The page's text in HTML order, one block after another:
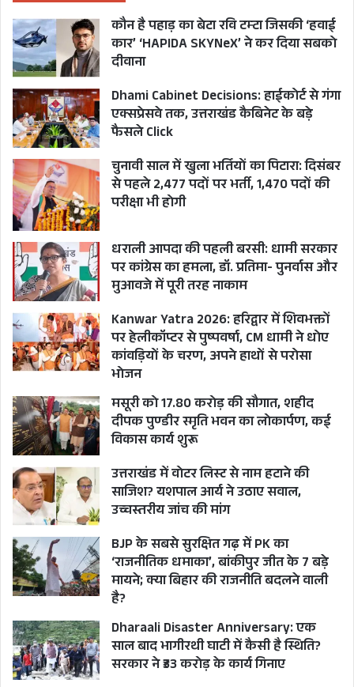
कौन है पहाड़ का बेटा रवि टम्टा जिसकी ‘हवाई
कार’ ‘HAPIDA SKYNeX’ ने कर दिया सबको
दीवाना
Dhami Cabinet Decisions: हाईकोर्ट से गंगा
एक्सप्रेसवे तक, उत्तराखंड कैबिनेट के बड़े
फैसले Click
चुनावी साल में खुला भर्तियों का पिटारा: दिसंबर
से पहले 2,477 पदों पर भर्ती, 1,470 पदों की
परीक्षा भी होगी
धराली आपदा की पहली बरसी: धामी सरकार
पर कांग्रेस का हमला, डॉ. प्रतिमा- पुनर्वास और
मुआवजे में पूरी तरह नाकाम
Kanwar Yatra 2026: हरिद्वार में शिवभक्तों
पर हेलीकॉप्टर से पुष्पवर्षा, CM धामी ने धोए
कांवड़ियों के चरण, अपने हाथों से परोसा
भोजन
मसूरी को 17.80 करोड़ की सौगात, शहीद
दीपक पुण्डीर स्मृति भवन का लोकार्पण, कई
विकास कार्य शुरू
उत्तराखंड में वोटर लिस्ट से नाम हटाने की
साजिश? यशपाल आर्य ने उठाए सवाल,
उच्चस्तरीय जांच की मांग
BJP के सबसे सुरक्षित गढ़ में PK का
‘राजनीतिक धमाका’, बांकीपुर जीत के 7 बड़े
मायने; क्या बिहार की राजनीति बदलने वाली
है?
Dharaali Disaster Anniversary: एक
साल बाद भागीरथी घाटी में कैसी है स्थिति?
सरकार ने ₹33 करोड़ के कार्य गिनाए